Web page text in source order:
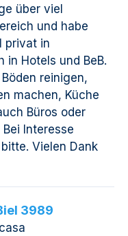
über viel
und habe
privat in
in Hotels und BeB.
reinigen,
machen, Küche
Büros oder
Interesse
Vielen Dank
3989